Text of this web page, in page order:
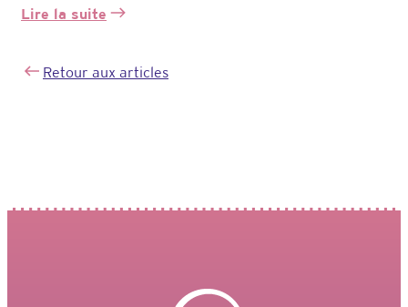
Lire la suite
:
22
la
Retour aux articles